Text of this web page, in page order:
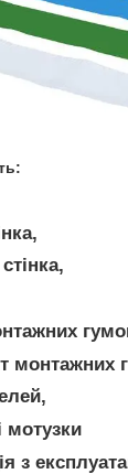
монтажних
мотузки
з